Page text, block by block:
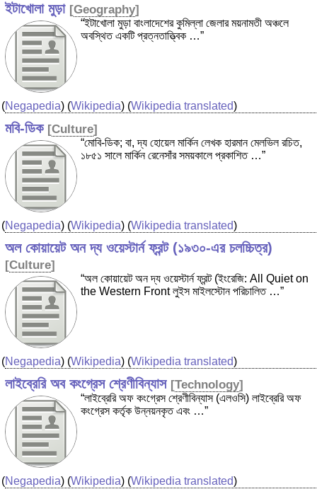
ইটাখোলা মুড়া [Geography]
“ইটাখোলা মুড়া বাংলাদেশের কুমিল্লা জেলার ময়নামতী অঞ্চলে
অবস্থিত একটি প্রত্নতাত্ত্বিক …”
(Negapedia) (Wikipedia) (Wikipedia translated)
মবি-ডিক [Culture]
“মোবি-ডিক; বা, দ্য হোয়েল মার্কিন লেখক হারমান মেলভিল রচিত,
১৮৫১ সালে মার্কিন রেনেসাঁর সময়কালে প্রকাশিত …”
(Negapedia) (Wikipedia) (Wikipedia translated)
অল কোয়ায়েট অন দ্য ওয়েস্টার্ন ফ্রন্ট (১৯৩০-এর চলচ্চিত্র)
[Culture]
“অল কোয়ায়েট অন দ্য ওয়েস্টার্ন ফ্রন্ট (ইংরেজি: All Quiet on
the Western Front লুইস মাইলস্টোন পরিচালিত …”
(Negapedia) (Wikipedia) (Wikipedia translated)
লাইব্রেরি অব কংগ্রেস শ্রেণীবিন্যাস [Technology]
“লাইব্রেরি অফ কংগ্রেস শ্রেণীবিন্যাস (এলওসি) লাইব্রেরি অফ
কংগ্রেস কর্তৃক উন্নয়নকৃত এবং …”
(Negapedia) (Wikipedia) (Wikipedia translated)